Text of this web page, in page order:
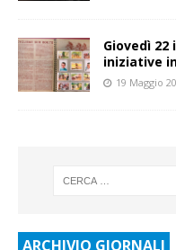
Giovedì 22
iniziative
19 Maggio
ARCHIVIO GIORNALI